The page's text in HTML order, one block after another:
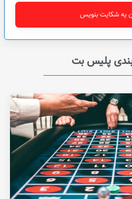
یه شکایت بنویس
پلیس بت